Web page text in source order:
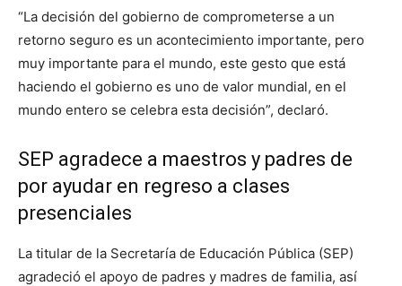
“La decisión del gobierno de comprometerse a un
retorno seguro es un acontecimiento importante, pero
muy importante para el mundo, este gesto que está
haciendo el gobierno es uno de valor mundial, en el
mundo entero se celebra esta decisión”, declaró.
SEP agradece a maestros y padres de
por ayudar en regreso a clases
presenciales
La titular de la Secretaría de Educación Pública (SEP)
agradeció el apoyo de padres y madres de familia, así